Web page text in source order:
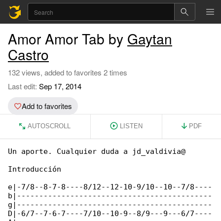
Amor Amor Tab by Gaytan
Castro
132 views, added to favorites 2 times
Last edit: Sep 17, 2014
Add to favorites
AUTOSCROLL LISTEN PDF
Un aporte. Cualquier duda a jd_valdivia@
Introducción
e|-7/8--8-7-8----8/12--12-10-9/10--10--7/8----
b|--------------------------------------------
g|--------------------------------------------
D|-6/7--7-6-7----7/10--10-9--8/9---9---6/7----